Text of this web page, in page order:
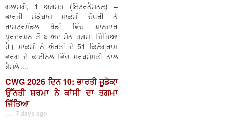
ਗਲਾਸਗੋ, 1 ਅਗਸਤ (ਇੰਟਰਨੈਸ਼ਨਲ) –
ਭਾਰਤੀ ਮੁੱਕੇਬਾਜ਼ ਸਾਕਸ਼ੀ ਚੌਧਰੀ ਨੇ
ਰਾਸ਼ਟਰਮੰਡਲ ਖੇਡਾਂ ਵਿੱਚ ਸ਼ਾਨਦਾਰ
ਪ੍ਰਦਰਸ਼ਨ ਤੋਂ ਬਾਅਦ ਸੋਨ ਤਗਮਾ ਜਿੱਤਿਆ
ਹੈ। ਸਾਕਸ਼ੀ ਨੇ ਔਰਤਾਂ ਦੇ 51 ਕਿਲੋਗ੍ਰਾਮ
ਵਰਗ ਦੇ ਫਾਈਨਲ ਵਿੱਚ ਸਰਬਸੰਮਤੀ ਨਾਲ
ਫੈਸਲੇ ....
CWG 2026 ਦਿਨ 10: ਭਾਰਤੀ ਜੂਡੋਕਾ
ਉੱਨਤੀ ਸ਼ਰਮਾ ਨੇ ਕਾਂਸੀ ਦਾ ਤਗਮਾ
ਜਿੱਤਿਆ
. . . 7 days ago